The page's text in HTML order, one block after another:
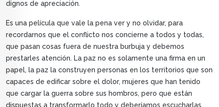
dignos de apreciación.
Es una película que vale la pena ver y no olvidar, para
recordarnos que el conflicto nos concierne a todos y todas,
que pasan cosas fuera de nuestra burbuja y debemos
prestarles atención. La paz no es solamente una firma en un
papel, la paz la construyen personas en los territorios que son
capaces de edificar sobre el dolor, mujeres que han tenido
que cargar la guerra sobre sus hombros, pero que están
dispuestas a transformarlo todo y deberíamos escucharlas.